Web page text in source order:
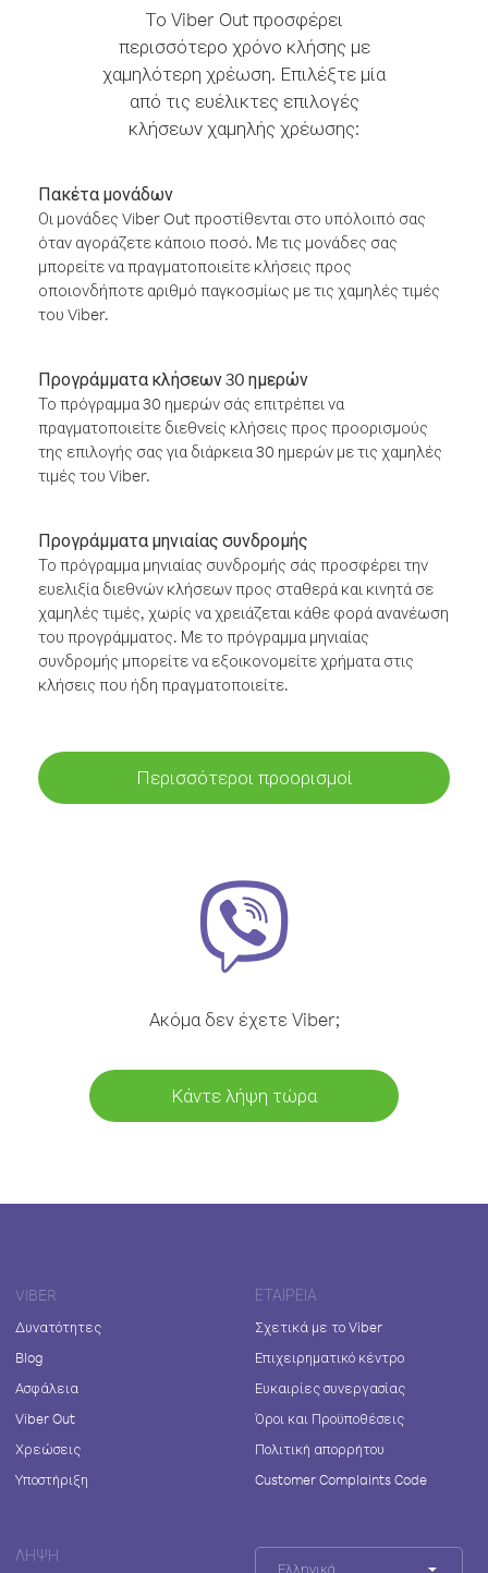
Το Viber Out προσφέρει
περισσότερο χρόνο κλήσης με
χαμηλότερη χρέωση. Επιλέξτε μία
από τις ευέλικτες επιλογές
κλήσεων χαμηλής χρέωσης:
Πακέτα μονάδων
Οι μονάδες Viber Out προστίθενται στο υπόλοιπό σας
όταν αγοράζετε κάποιο ποσό. Με τις μονάδες σας
μπορείτε να πραγματοποιείτε κλήσεις προς
οποιονδήποτε αριθμό παγκοσμίως με τις χαμηλές τιμές
του Viber.
Προγράμματα κλήσεων 30 ημερών
Το πρόγραμμα 30 ημερών σάς επιτρέπει να
πραγματοποιείτε διεθνείς κλήσεις προς προορισμούς
της επιλογής σας για διάρκεια 30 ημερών με τις χαμηλές
τιμές του Viber.
Προγράμματα μηνιαίας συνδρομής
Το πρόγραμμα μηνιαίας συνδρομής σάς προσφέρει την
ευελιξία διεθνών κλήσεων προς σταθερά και κινητά σε
χαμηλές τιμές, χωρίς να χρειάζεται κάθε φορά ανανέωση
του προγράμματος. Με το πρόγραμμα μηνιαίας
συνδρομής μπορείτε να εξοικονομείτε χρήματα στις
κλήσεις που ήδη πραγματοποιείτε.
Περισσότεροι προορισμοί
Ακόμα δεν έχετε Viber;
Κάντε λήψη τώρα
VIBER
Δυνατότητες
Blog
Ασφάλεια
Viber Out
Χρεώσεις
Υποστήριξη
ΕΤΑΙΡΕΊΑ
Σχετικά με το Viber
Επιχειρηματικό κέντρο
Ευκαιρίες συνεργασίας
Όροι και Προϋποθέσεις
Πολιτική απορρήτου
Customer Complaints Code
ΛΉΨΗ
Ελληνικά